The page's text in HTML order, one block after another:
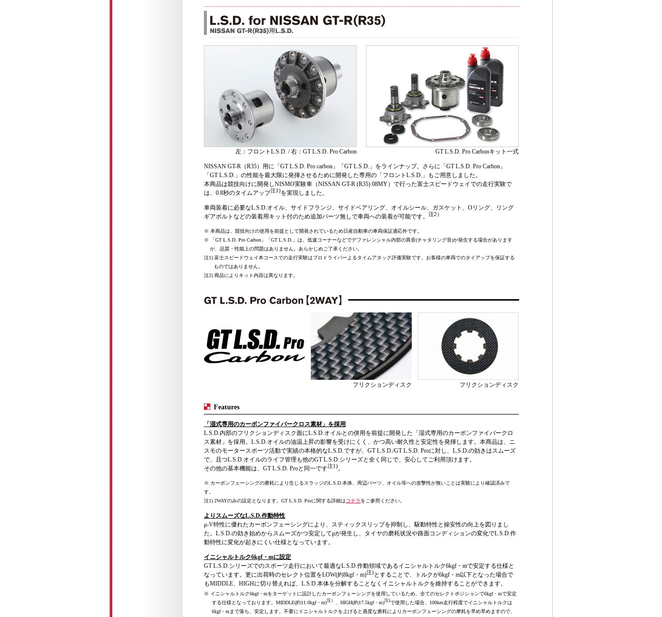
左：フロントL.S.D. / 右：GT L.S.D. Pro Carbon GT L.S.D. Pro Carbonキット一式
NISSAN GT-R（R35）用に「GT L.S.D. Pro carbon」「GT L.S.D.」をラインナップ。さらに「GT L.S.D. Pro Carbon」
「GT L.S.D.」の性能を最大限に発揮させるために開発した専用の「フロントL.S.D.」もご用意しました。
本商品は競技向けに開発しNISMO実験車（NISSAN GT-R (R35) 08MY）で行った富士スピードウェイでの走行実験で
は、0.8秒のタイムアップ注1)を実現しました。
車両装着に必要なL.S.D.オイル、サイドフランジ、サイドベアリング、オイルシール、ガスケット、Oリング、リング
ギアボルトなどの装着用キット付のため追加パーツ無しで車両への装着が可能です。 注2）
※ 本商品は、競技向けの使用を前提として開発されているため日産自動車の車両保証適応外です。
※ 「GT L.S.D. Pro Carbon」「GT L.S.D.」は、低速コーナーなどでデファレンシャル内部の異音(チャタリング音)が発生する場合があります
が、品質・性能上の問題はありません。あらかじめご了承ください。
注1) 富士スピードウェイ本コースでの走行実験はプロドライバーよるタイムアタック評価実験です。お客様の車両でのタイアップを保証する
ものではありません。
注2) 商品によりキット内容は異なります。
フリクションディスク フリクションディスク
Features
「湿式専用のカーボンファイバークロス素材」を採用
L.S.D.内部のフリクションディスク面にL.S.D.オイルとの併用を前提に開発した「湿式専用のカーボンファイバークロ
ス素材」を採用。L.S.D.オイルの油温上昇の影響を受けにくく、かつ高い耐久性と安定性を発揮します。本商品は、ニ
スモのモータースポーツ活動で実績の本格的なL.S.D.ですが、GT L.S.D./GT L.S.D. Proに対し、L.S.D.の効きはスムーズ
で、且つL.S.D.オイルのライフ管理も他のGT L.S.D.シリーズと全く同じで、安心してご利用頂けます。
その他の基本機能は、GT L.S.D. Proと同一です注1)。
※ カーボンフェーシングの磨耗により生じるスラッジのL.S.D.本体、周辺パーツ、オイル等への攻撃性が無いことは実験により確認済みで
す。
注1) 2WAYのみの設定となります。GT L.S.D. Proに関する詳細はコチラをご参照ください。
よりスムーズなL.S.D.作動特性
μ-V特性に優れたカーボンフェーシングにより、スティックスリップを抑制し、駆動特性と操安性の向上を図りまし
た。L.S.D.の効き始めからスムーズかつ安定してμが発生し、タイヤの磨耗状況や路面コンディションの変化でL.S.D.作
動特性に変化が起きにくい仕様となっています。
イニシャルトルク6kgf・mに設定
GT L.S.D.シリーズでのスポーツ走行において最適なL.S.D.作動領域であるイニシャルトルク6kgf・mで安定する仕様と
なっています。更に出荷時のセレクト位置をLOW(約8kgf・m)注)とすることで、トルクが6kgf・m以下となった場合で
もMIDDLE、HIGHに切り替えれば、L.S.D.本体を分解することなくイニシャルトルクを維持することができます。
※ イニシャルトルク6kgf・mをターゲットに設計したカーボンフェーシングを使用しているため、全てのセレクトポジションで6kgf・mで安定
する仕様となっております。MIDDLE(約11.0kgf・m)注） 、HIGH(約17.5kgf・m)注)で使用した場合、100km走行程度でイニシャルトルクは
6kgf・mまで落ち、安定します。不要にイニシャルトルクを上げると過度な磨耗によりカーボンフェーシングの摩耗を早め早めますので、